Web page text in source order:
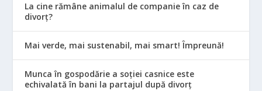
La cine rămâne animalul de companie în caz de
divorț?
Mai verde, mai sustenabil, mai smart! Împreună!
Munca în gospodărie a soției casnice este
echivalată în bani la partajul după divorț